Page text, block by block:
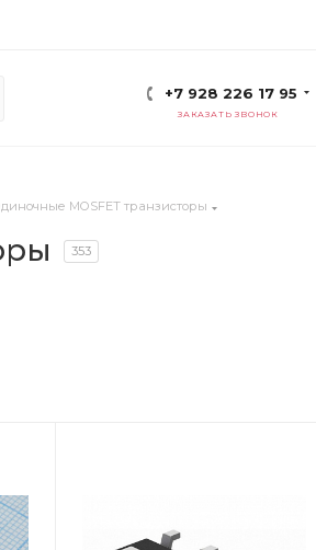
+7 928 226 17 95
ЗАКАЗАТЬ ЗВОНОК
MOSFET транзисторы
353